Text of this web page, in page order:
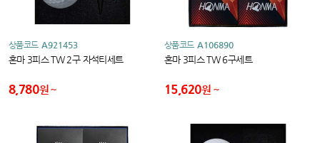
상품코드 A921453
혼마 3피스 TW 2구 자석티세트
8,780원
상품코드 A106890
혼마 3피스 TW 6구세트
15,620원